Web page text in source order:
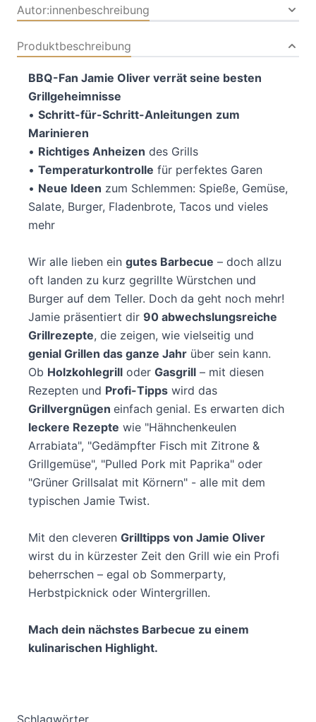
Autor:innenbeschreibung
Produktbeschreibung
BBQ-Fan Jamie Oliver verrät seine besten
Grillgeheimnisse
• Schritt-für-Schritt-Anleitungen zum
Marinieren
• Richtiges Anheizen des Grills
• Temperaturkontrolle für perfektes Garen
• Neue Ideen zum Schlemmen: Spieße, Gemüse,
Salate, Burger, Fladenbrote, Tacos und vieles
mehr
Wir alle lieben ein gutes Barbecue – doch allzu
oft landen zu kurz gegrillte Würstchen und
Burger auf dem Teller. Doch da geht noch mehr!
Jamie präsentiert dir 90 abwechslungsreiche
Grillrezepte, die zeigen, wie vielseitig und
genial Grillen das ganze Jahr über sein kann.
Ob Holzkohlegrill oder Gasgrill – mit diesen
Rezepten und Profi-Tipps wird das
Grillvergnügen einfach genial. Es erwarten dich
leckere Rezepte wie "Hähnchenkeulen
Arrabiata", "Gedämpfter Fisch mit Zitrone &
Grillgemüse", "Pulled Pork mit Paprika" oder
"Grüner Grillsalat mit Körnern" - alle mit dem
typischen Jamie Twist.
Mit den cleveren Grilltipps von Jamie Oliver
wirst du in kürzester Zeit den Grill wie ein Profi
beherrschen – egal ob Sommerparty,
Herbstpicknick oder Wintergrillen.
Mach dein nächstes Barbecue zu einem
kulinarischen Highlight.
Schlagwörter